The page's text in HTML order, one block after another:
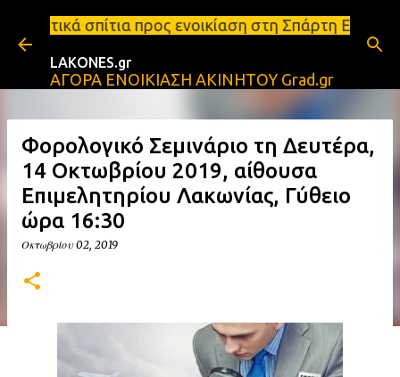
Μετάβαση στο κύριο περιεχόμενο
προς ενοικίαση στη Σπάρτη Ενοικιάσεις
LAKONES.gr
ΑΓΟΡΑ ΕΝΟΙΚΙΑΣΗ ΑΚΙΝΗΤΟΥ Grad.gr
Φορολογικό Σεμινάριο τη Δευτέρα,
14 Οκτωβρίου 2019, αίθουσα
Επιμελητηρίου Λακωνίας, Γύθειο
ώρα 16:30
Οκτωβρίου 02, 2019